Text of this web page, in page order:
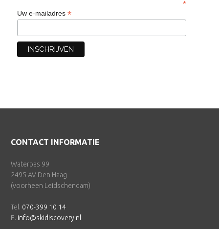
*
Uw e-mailadres *
Footer
CONTACT INFORMATIE
Waterpas 99
2495 AV Den Haag
(voorheen Leidschendam)
Tel. 070-399 10 14
E. info@skidiscovery.nl